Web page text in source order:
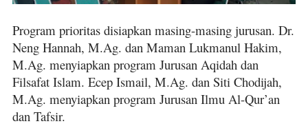
Program prioritas disiapkan masing-masing jurusan. Dr.
Neng Hannah, M.Ag. dan Maman Lukmanul Hakim,
M.Ag. menyiapkan program Jurusan Aqidah dan
Filsafat Islam. Ecep Ismail, M.Ag. dan Siti Chodijah,
M.Ag. menyiapkan program Jurusan Ilmu Al-Qur’an
dan Tafsir.